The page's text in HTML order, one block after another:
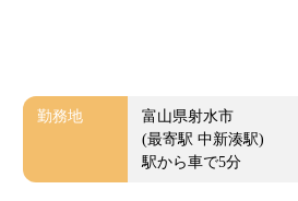
勤務地
富山県射水市
(最寄駅 中新湊駅)
駅から車で5分